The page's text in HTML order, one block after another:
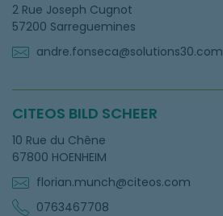
2 Rue Joseph Cugnot
57200 Sarreguemines
andre.fonseca@solutions30.com
CITEOS BILD SCHEER
10 Rue du Chêne
67800 HOENHEIM
florian.munch@citeos.com
0763467708